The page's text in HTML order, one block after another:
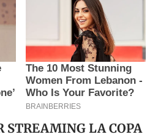
STREAMING LA COPA